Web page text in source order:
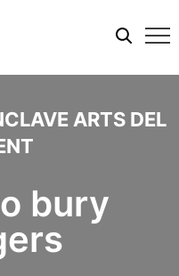
ARTS DEL
bury